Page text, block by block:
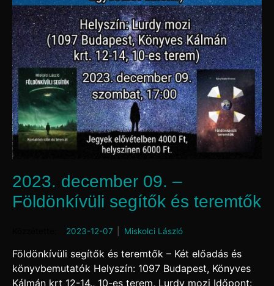
2023. december 09. –
Földönkívüli segítők és teremtők
2023-12-07by Miskolci László
Földönkívüli segítők és teremtők – Két előadás és
könyvbemutatók Helyszín: 1097 Budapest, Könyves
Kálmán krt 12-14., 10-es terem, Lurdy mozi Időpont: